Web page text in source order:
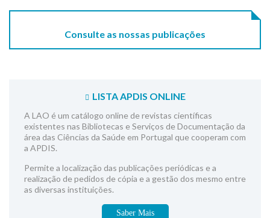
Consulte as nossas publicações
LISTA APDIS ONLINE
A LAO é um catálogo online de revistas científicas
existentes nas Bibliotecas e Serviços de Documentação da
área das Ciências da Saúde em Portugal que cooperam com
a APDIS.
Permite a localização das publicações periódicas e a
realização de pedidos de cópia e a gestão dos mesmo entre
as diversas instituições.
Saber Mais